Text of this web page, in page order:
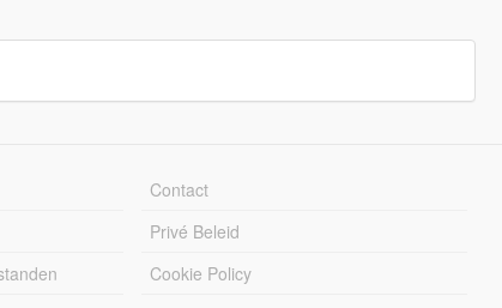
Contact
Privé Beleid
Cookie Policy